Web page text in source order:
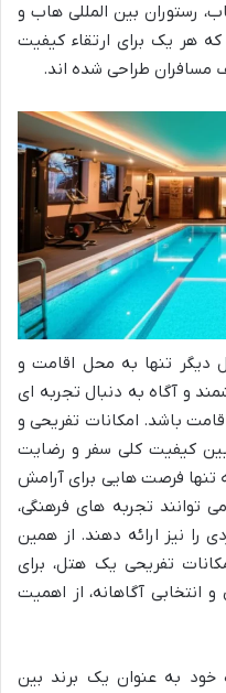
رستوران بین المللی هاب و
هر یک برای ارتقاء کیفیت
مسافران طراحی شده اند.
دیگر تنها به محل اقامت و
و آگاه به دنبال تجربه ای
باشد. امکانات تفریحی و
کیفیت کلی سفر و رضایت
تنها فرصت هایی برای آرامش
توانند تجربه های فرهنگی،
را نیز ارائه دهند. از همین
تفریحی یک هتل، برای
انتخابی آگاهانه، از اهمیت
خود به عنوان یک برند بین